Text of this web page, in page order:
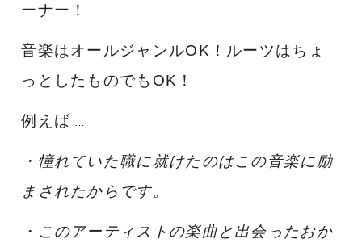
ーナー！
音楽はオールジャンルOK！ ルーツはちょ
っとしたものでもOK！
例えば
・憧れていた職に就けたのはこの音楽に励
まされたからです。
・このアーティストの楽曲と出会ったおか